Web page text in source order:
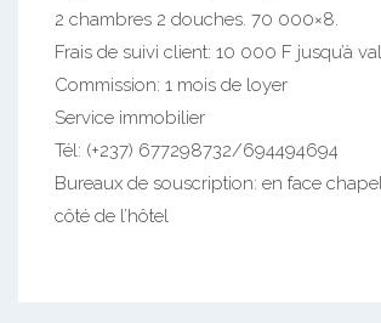
2 chambres 2 douches. 70 000×8.
Frais de suivi client: 10 000 F jusqu’à
Commission: 1 mois de loyer
Service immobilier
Tél: (+237) 677298732/694494694
Bureaux de souscription: en face
côté de l’hôtel